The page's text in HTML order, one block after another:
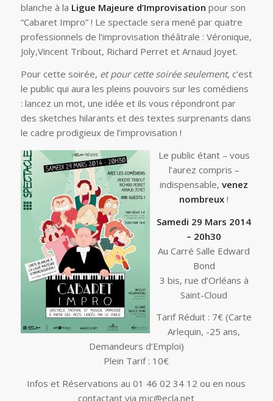
blanche à la Ligue Majeure d’Improvisation pour son
“Cabaret Impro” ! Le spectacle sera mené par quatre
professionnels de l’improvisation théâtrale : Véronique,
Joly,Vincent Tribout, Richard Perret et Arnaud Joyet.
Pour cette soirée, et pour cette soirée seulement, c’est
le public qui aura les pleins pouvoirs sur les comédiens
: lancez un mot, une idée et ils vous répondront par
des sketches hilarants et des textes surprenants dans
le cadre prodigieux de l’improvisation !
Le public étant – vous
l’aurez compris –
indispensable,venez
nombreux !
Samedi 29 Mars 2014
– 20h30
Au Carré Salle Edward
Bond
3 bis, rue d’Orléans à
Saint-Cloud
Tarif Réduit : 7€ (Carte
Arlequin, -25 ans,
Demandeurs d’Emploi)
Plein Tarif : 10€
Infos et Réservations au 01 46 02 34 12 ou en nous
contactant via mjc@ecla.net